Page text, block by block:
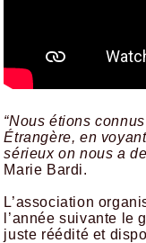
“Nous étions
Étrangère, en
sérieux on nous a
Marie Bardi.
L’association
l’année suivante le
juste réédité et